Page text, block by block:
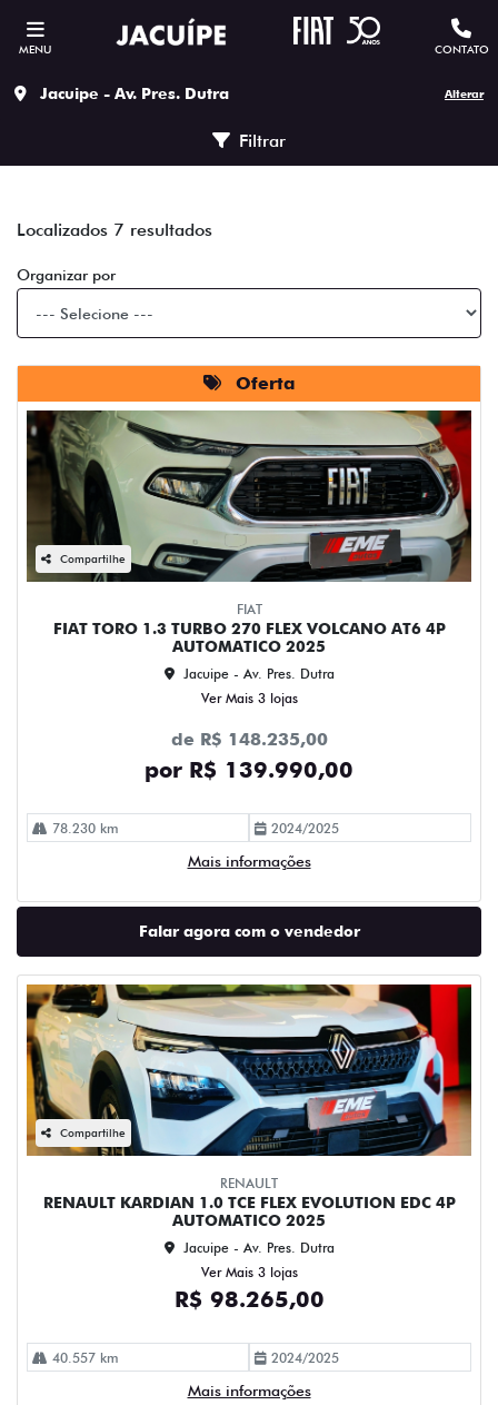
MENU CONTATO
Jacuipe - Av. Pres. Dutra Alterar
Localizados 7 resultados
Filtrar
Organizar por
Oferta
Compartilhe
FIAT
FIAT TORO 1.3 TURBO 270 FLEX VOLCANO AT6 4P
AUTOMATICO 2025
Jacuipe - Av. Pres. Dutra
Ver Mais 3 lojas
de R$ 148.235,00
por R$ 139.990,00
78.230 km 2024/2025
Mais informações
Falar agora com o vendedor
Compartilhe
RENAULT
RENAULT KARDIAN 1.0 TCE FLEX EVOLUTION EDC 4P
AUTOMATICO 2025
Jacuipe - Av. Pres. Dutra
Ver Mais 3 lojas
R$ 98.265,00
40.557 km 2024/2025
Mais informações